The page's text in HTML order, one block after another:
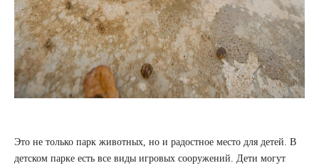
Это не только парк животных, но и радостное место для детей. В
детском парке есть все виды игровых сооружений. Дети могут